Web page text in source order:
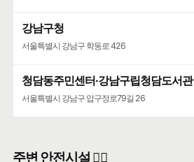
강남구청
서울특별시 강남구 학동로 426
청담동주민센터·강남구립청담도서관
서울특별시 강남구 압구정로79길 26
주변 안전시설 👮‍♀️